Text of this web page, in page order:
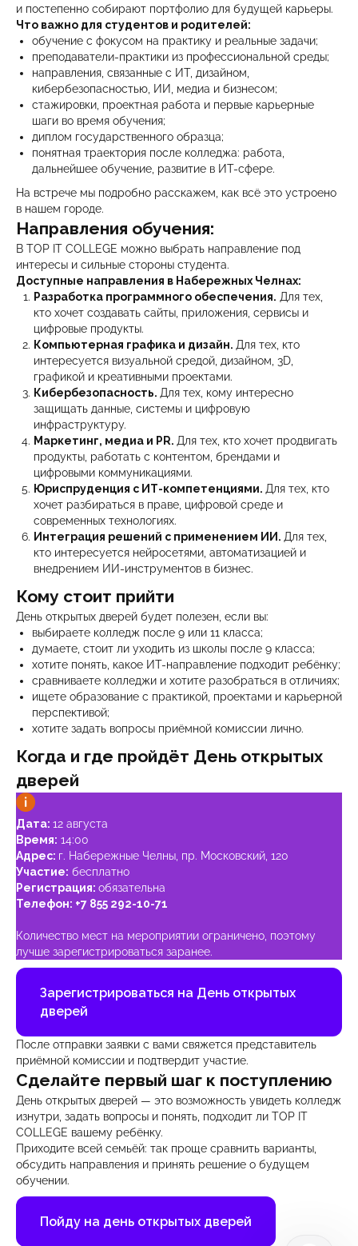
и постепенно собирают портфолио для будущей карьеры.
Что важно для студентов и родителей:
обучение с фокусом на практику и реальные задачи;
преподаватели-практики из профессиональной среды;
направления, связанные с ИТ, дизайном,
кибербезопасностью, ИИ, медиа и бизнесом;
стажировки, проектная работа и первые карьерные
шаги во время обучения;
диплом государственного образца;
понятная траектория после колледжа: работа,
дальнейшее обучение, развитие в ИТ-сфере.
На встрече мы подробно расскажем, как всё это устроено
в нашем городе.
Направления обучения:
В TOP IT COLLEGE можно выбрать направление под
интересы и сильные стороны студента.
Доступные направления в Набережных Челнах:
Разработка программного обеспечения. Для тех,
кто хочет создавать сайты, приложения, сервисы и
цифровые продукты.
Компьютерная графика и дизайн. Для тех, кто
интересуется визуальной средой, дизайном, 3D,
графикой и креативными проектами.
Кибербезопасность. Для тех, кому интересно
защищать данные, системы и цифровую
инфраструктуру.
Маркетинг, медиа и PR. Для тех, кто хочет продвигать
продукты, работать с контентом, брендами и
цифровыми коммуникациями.
Юриспруденция с ИТ-компетенциями. Для тех, кто
хочет разбираться в праве, цифровой среде и
современных технологиях.
Интеграция решений с применением ИИ. Для тех,
кто интересуется нейросетями, автоматизацией и
внедрением ИИ-инструментов в бизнес.
Кому стоит прийти
День открытых дверей будет полезен, если вы:
выбираете колледж после 9 или 11 класса;
думаете, стоит ли уходить из школы после 9 класса;
хотите понять, какое ИТ-направление подходит ребёнку;
сравниваете колледжи и хотите разобраться в отличиях;
ищете образование с практикой, проектами и карьерной
перспективой;
хотите задать вопросы приёмной комиссии лично.
Когда и где пройдёт День открытых
дверей
Дата: 12 августа
Время: 14:00
Адрес: г. Набережные Челны, пр. Московский, 120
Участие: бесплатно
Регистрация: обязательна
Телефон: +7 855 292-10-71
Количество мест на мероприятии ограничено, поэтому
лучше зарегистрироваться заранее.
Зарегистрироваться на День открытых
дверей
После отправки заявки с вами свяжется представитель
приёмной комиссии и подтвердит участие.
Сделайте первый шаг к поступлению
День открытых дверей — это возможность увидеть колледж
изнутри, задать вопросы и понять, подходит ли TOP IT
COLLEGE вашему ребёнку.
Приходите всей семьёй: так проще сравнить варианты,
обсудить направления и принять решение о будущем
обучении.
Пойду на день открытых дверей